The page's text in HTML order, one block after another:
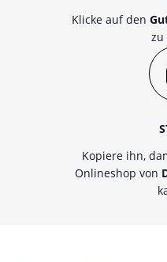
Klicke auf den
zu
Kopiere ihn,
Onlineshop von